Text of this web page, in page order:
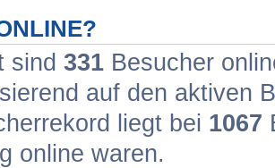
sind 331 Besucher
auf den aktiven
liegt bei 1067
online waren.